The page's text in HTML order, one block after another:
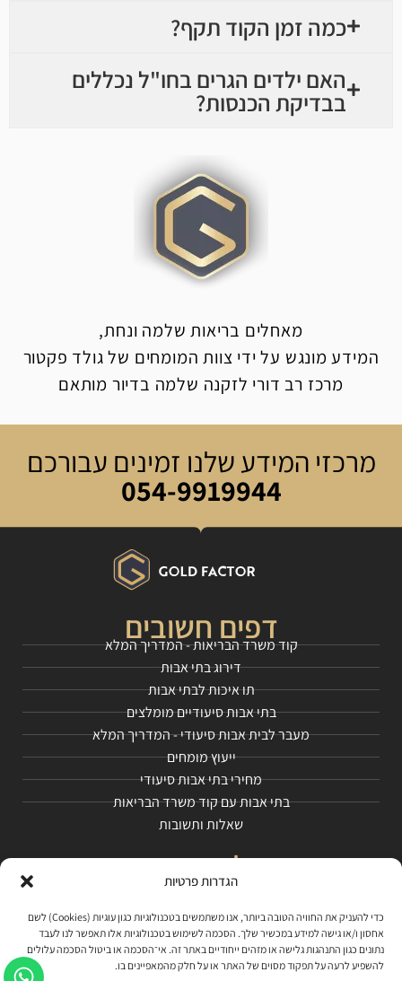
הגדרות פרטיות
כדי להעניק את החוויה הטובה ביותר, אנו משתמשים בטכנולוגיות כגון עוגיות (Cookies) לשם
אחסון ו/או גישה למידע במכשיר שלך. הסכמה לשימוש בטכנולוגיות אלו תאפשר לנו לעבד
נתונים כגון התנהגות גלישה או מזהים ייחודיים באתר זה. אי־הסכמה או ביטול הסכמה עלולים
להשפיע לרעה על תפקוד מסוים של האתר או על חלק מהמאפיינים בו.
כמה זמן הקוד תקף?
האם ילדים הגרים בחו"ל נכללים
בבדיקת הכנסות?
מאחלים בריאות שלמה ונחת,
המידע מונגש על ידי צוות המומחים של גולד פקטור
מרכז רב דורי לזקנה שלמה בדיור מותאם
מרכזי המידע שלנו זמינים עבורכם
054-9919944
דפים חשובים
קוד משרד הבריאות - המדריך המלא
דירוג בתי אבות
תו איכות לבתי אבות
בתי אבות סיעודיים מומלצים
מעבר לבית אבות סיעודי - המדריך המלא
ייעוץ מומחים
מחירי בתי אבות סיעודי
בתי אבות עם קוד משרד הבריאות
שאלות ותשובות
גולד פקטור
אודותינו
תנאי שימוש באתר
Pillow Booking